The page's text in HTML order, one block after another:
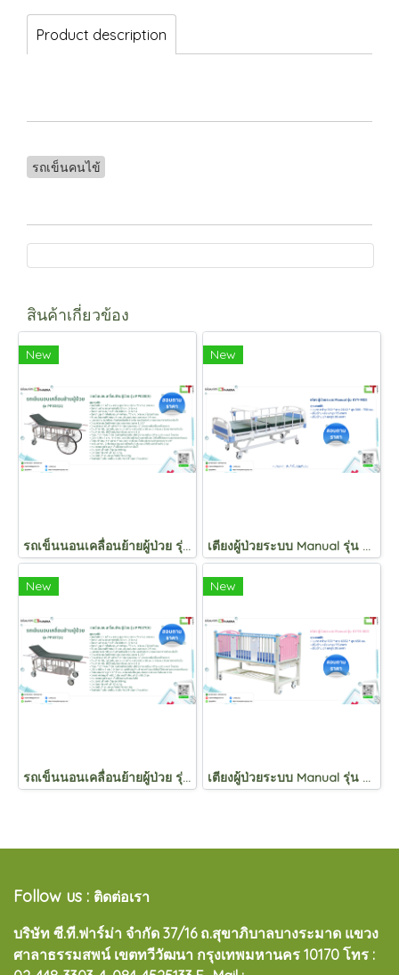
Product description
รถเข็นคนไข้
สินค้าเกี่ยวข้อง
New
รถเข็นนอนเคลื่อนย้ายผู้ป่วย รุ่น PP038(A)
New
เตียงผู้ป่วยระบบ Manual รุ่น KYY-M03
New
รถเข็นนอนเคลื่อนย้ายผู้ป่วย รุ่น PP037(A)
New
เตียงผู้ป่วยระบบ Manual รุ่น KYYE-B03
Follow us : ติดต่อเรา
บริษัท ซี.ที.ฟาร์ม่า จำกัด 37/16 ถ.สุขาภิบาลบางระมาด แขวง
ศาลาธรรมสพน์ เขตทวีวัฒนา กรุงเทพมหานคร 10170 โทร :